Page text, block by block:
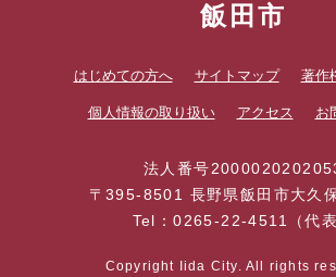
飯田市
はじめての方へ サイトマップ 著作
個人情報の取り扱い アクセス お
法人番号
〒395-8501 長野県飯田市大久
Tel：0265-22-4511（代表
Copyright Iida City. All rights